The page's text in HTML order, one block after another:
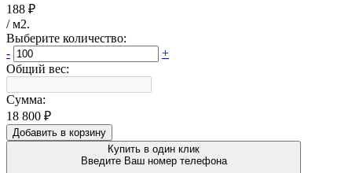
188 ₽
/м2.
Выберите количество:
-
+
Общий вес:
Сумма:
18 800 ₽
Добавить в корзину
Купить в один клик
Введите Ваш номер телефона